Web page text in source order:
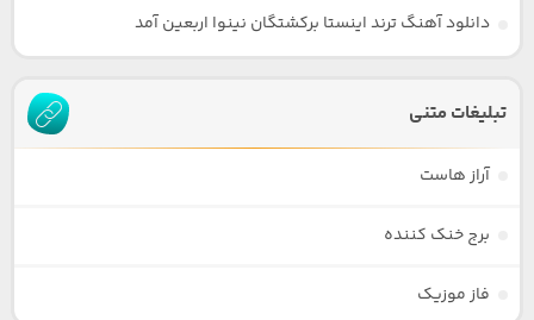
دانلود آهنگ ترند اینستا برکشتگان نینوا اربعین آمد
تبلیغات متنی
آراز هاست
برج خنک کننده
فاز موزیک